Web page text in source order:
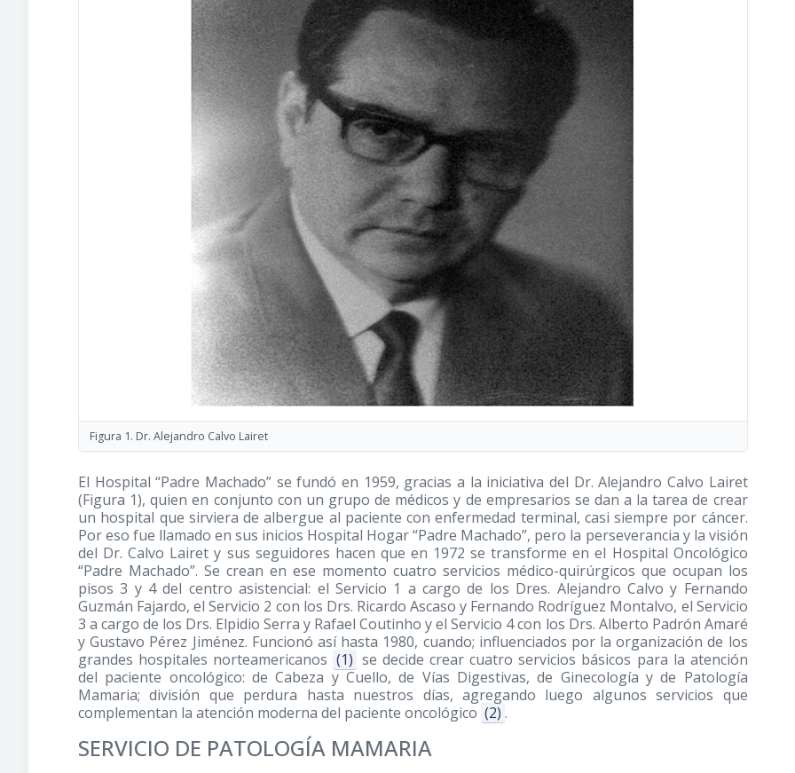
Figura 1. Dr. Alejandro Calvo Lairet
El Hospital “Padre Machado” se fundó en 1959, gracias a la iniciativa del Dr. Alejandro Calvo Lairet
(Figura 1), quien en conjunto con un grupo de médicos y de empresarios se dan a la tarea de crear
un hospital que sirviera de albergue al paciente con enfermedad terminal, casi siempre por cáncer.
Por eso fue llamado en sus inicios Hospital Hogar “Padre Machado”, pero la perseverancia y la visión
del Dr. Calvo Lairet y sus seguidores hacen que en 1972 se transforme en el Hospital Oncológico
“Padre Machado”. Se crean en ese momento cuatro servicios médico-quirúrgicos que ocupan los
pisos 3 y 4 del centro asistencial: el Servicio 1 a cargo de los Dres. Alejandro Calvo y Fernando
Guzmán Fajardo, el Servicio 2 con los Drs. Ricardo Ascaso y Fernando Rodríguez Montalvo, el Servicio
3 a cargo de los Drs. Elpidio Serra y Rafael Coutinho y el Servicio 4 con los Drs. Alberto Padrón Amaré
y Gustavo Pérez Jiménez. Funcionó así hasta 1980, cuando; influenciados por la organización de los
grandes hospitales norteamericanos (1) se decide crear cuatro servicios básicos para la atención
del paciente oncológico: de Cabeza y Cuello, de Vías Digestivas, de Ginecología y de Patología
Mamaria; división que perdura hasta nuestros días, agregando luego algunos servicios que
complementan la atención moderna del paciente oncológico (2) .
SERVICIO DE PATOLOGÍA MAMARIA